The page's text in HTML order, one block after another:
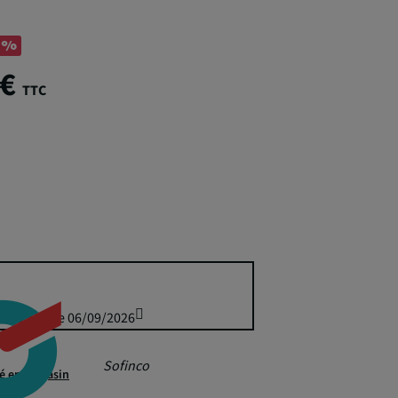
TTC
Sofinco
80,55 € le 06/09/2026
en magasin